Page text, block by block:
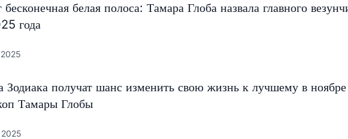
белая полоса: Тамара Глоба назвала главного
года
2025
Зодиака получат шанс изменить свою жизнь к лучшему в
Тамары Глобы
2025